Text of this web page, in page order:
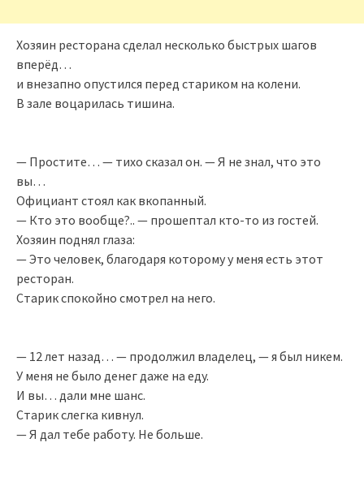
Хозяин ресторана сделал несколько быстрых шагов
вперёд…
и внезапно опустился перед стариком на колени.
В зале воцарилась тишина.
— Простите… — тихо сказал он. — Я не знал, что это
вы…
Официант стоял как вкопанный.
— Кто это вообще?.. — прошептал кто-то из гостей.
Хозяин поднял глаза:
— Это человек, благодаря которому у меня есть этот
ресторан.
Старик спокойно смотрел на него.
— 12 лет назад… — продолжил владелец, — я был никем.
У меня не было денег даже на еду.
И вы… дали мне шанс.
Старик слегка кивнул.
— Я дал тебе работу. Не больше.